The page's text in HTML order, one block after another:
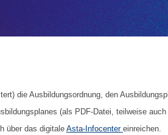
die Ausbildungsordnung, den
(als PDF-Datei, teilweise
über das digitale Asta-Infocenter einreichen.